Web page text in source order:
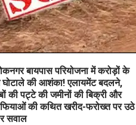
बायपास परियोजना में करोड़ों के
घोटाले की आशंका! एलायमेंट बदलने,
की पट्टे की जमीनों की बिक्री और
की कथित खरीद-फरोख्त पर उठे
सवाल